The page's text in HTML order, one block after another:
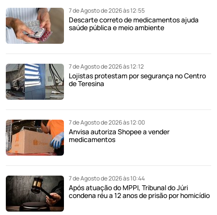
7 de Agosto de 2026 às 12:55
Descarte correto de medicamentos ajuda
saúde pública e meio ambiente
7 de Agosto de 2026 às 12:12
Lojistas protestam por segurança no Centro
de Teresina
7 de Agosto de 2026 às 12:00
Anvisa autoriza Shopee a vender
medicamentos
7 de Agosto de 2026 às 10:44
Após atuação do MPPI, Tribunal do Júri
condena réu a 12 anos de prisão por homicídio